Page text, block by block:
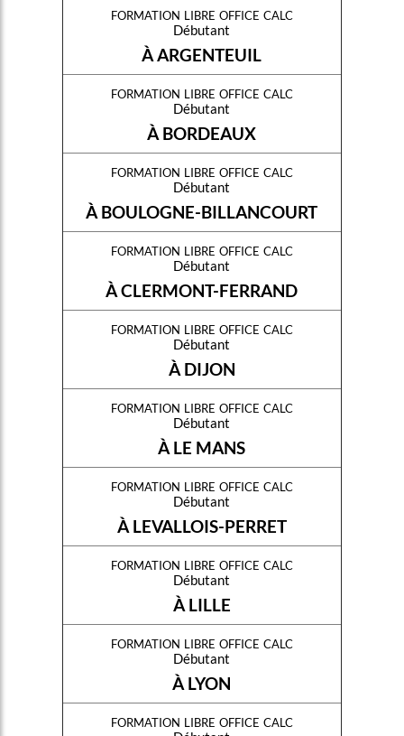
formation libre office calc
Débutant
À ARGENTEUIL
formation libre office calc
Débutant
À BORDEAUX
formation libre office calc
Débutant
À BOULOGNE-BILLANCOURT
formation libre office calc
Débutant
À CLERMONT-FERRAND
formation libre office calc
Débutant
À DIJON
formation libre office calc
Débutant
À LE MANS
formation libre office calc
Débutant
À LEVALLOIS-PERRET
formation libre office calc
Débutant
À LILLE
formation libre office calc
Débutant
À LYON
formation libre office calc